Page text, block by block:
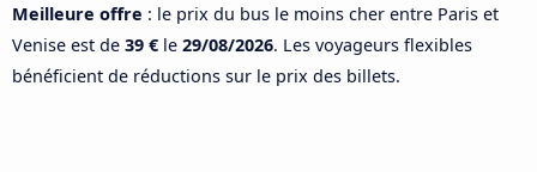
Meilleure offre : le prix du bus le moins cher entre Paris et
Venise est de 39 € le 29/08/2026. Les voyageurs flexibles
bénéficient de réductions sur le prix des billets.